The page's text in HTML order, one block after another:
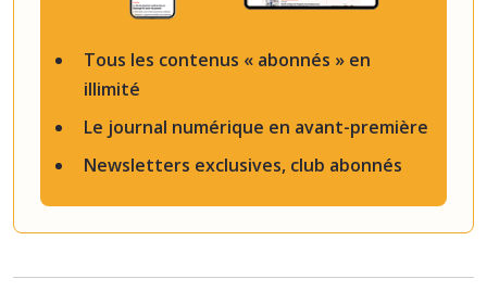
Tous les contenus « abonnés » en
illimité
Le journal numérique en avant-première
Newsletters exclusives, club abonnés